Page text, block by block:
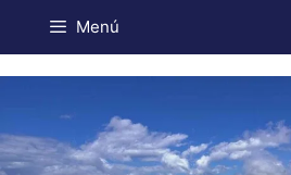
Menú